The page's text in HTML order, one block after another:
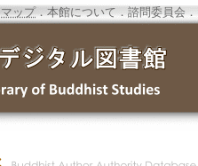
ップ．本館について ．諮問委員会 ．